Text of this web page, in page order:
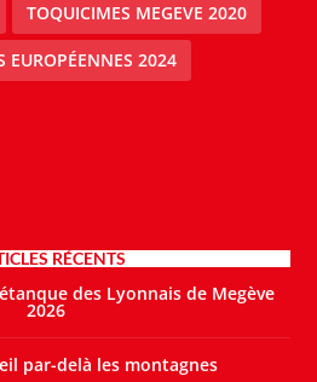
TOQUICIMES MEGEVE 2020
EUROPÉENNES 2024
RÉCENTS
des Lyonnais de Megève
2026
par-delà les montagnes